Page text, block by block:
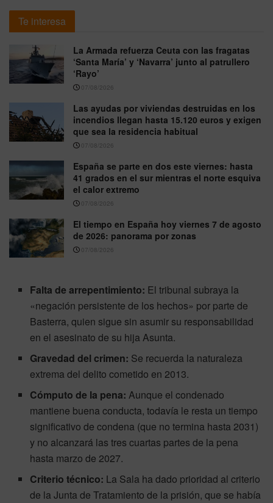
Te interesa
La Armada refuerza Ceuta con las fragatas
‘Santa María’ y ‘Navarra’ junto al patrullero
‘Rayo’
07/08/2026
Las ayudas por viviendas destruidas en los
incendios llegan hasta 15.120 euros y exigen
que sea la residencia habitual
07/08/2026
España se parte en dos este viernes: hasta
41 grados en el sur mientras el norte esquiva
el calor extremo
07/08/2026
El tiempo en España hoy viernes 7 de agosto
de 2026: panorama por zonas
07/08/2026
Falta de arrepentimiento: El tribunal subraya la
«negación persistente de los hechos» por parte de
Basterra, quien sigue sin asumir su responsabilidad
en el asesinato de su hija Asunta.
Gravedad del crimen: Se recuerda la naturaleza
extrema del delito cometido en 2013.
Cómputo de la pena: Aunque el condenado
mantiene buena conducta, todavía le resta un tiempo
significativo de condena (que no termina hasta 2031)
y no alcanzará las tres cuartas partes de la pena
hasta marzo de 2027.
Criterio técnico: La Sala ha dado prioridad al criterio
de la Junta de Tratamiento de la prisión, que se había